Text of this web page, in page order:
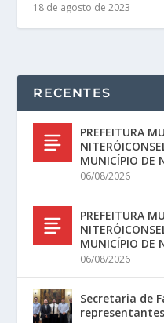
18 de agosto de 2023
RECENTES
PREFEITURA
MUNICÍPIO DE
06/08/2026
PREFEITURA
MUNICÍPIO DE
06/08/2026
Secretaria de